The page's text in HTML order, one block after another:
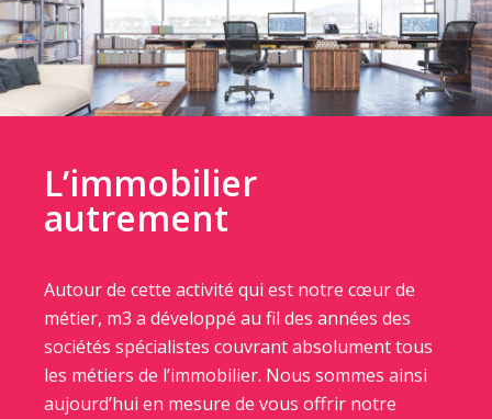
L’immobilier
autrement
Autour de cette activité qui est notre cœur de
métier, m3 a développé au fil des années des
sociétés spécialistes couvrant absolument tous
les métiers de l’immobilier. Nous sommes ainsi
aujourd’hui en mesure de vous offrir notre